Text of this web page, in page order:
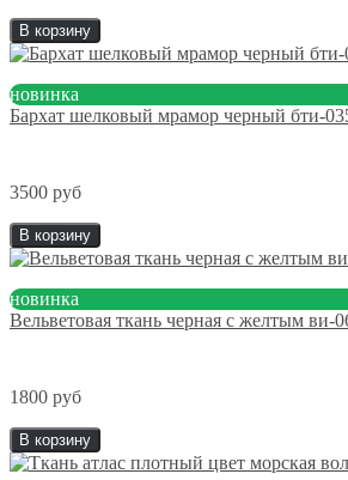
В корзину
новинка
Бархат шелковый мрамор черный бти-
3500 руб
В корзину
новинка
Вельветовая ткань черная с желтым ви-
1800 руб
В корзину